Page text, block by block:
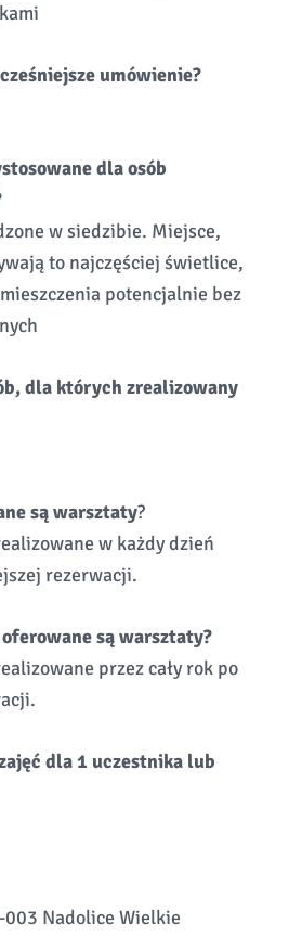
umówienie?
dla osób
w siedzibie. Miejsce,
to najczęściej świetlice,
potencjalnie bez
dla których zrealizowany
są warsztaty?
w każdy dzień
rezerwacji.
są warsztaty?
przez cały rok po
dla 1 uczestnika lub
003 Nadolice Wielkie